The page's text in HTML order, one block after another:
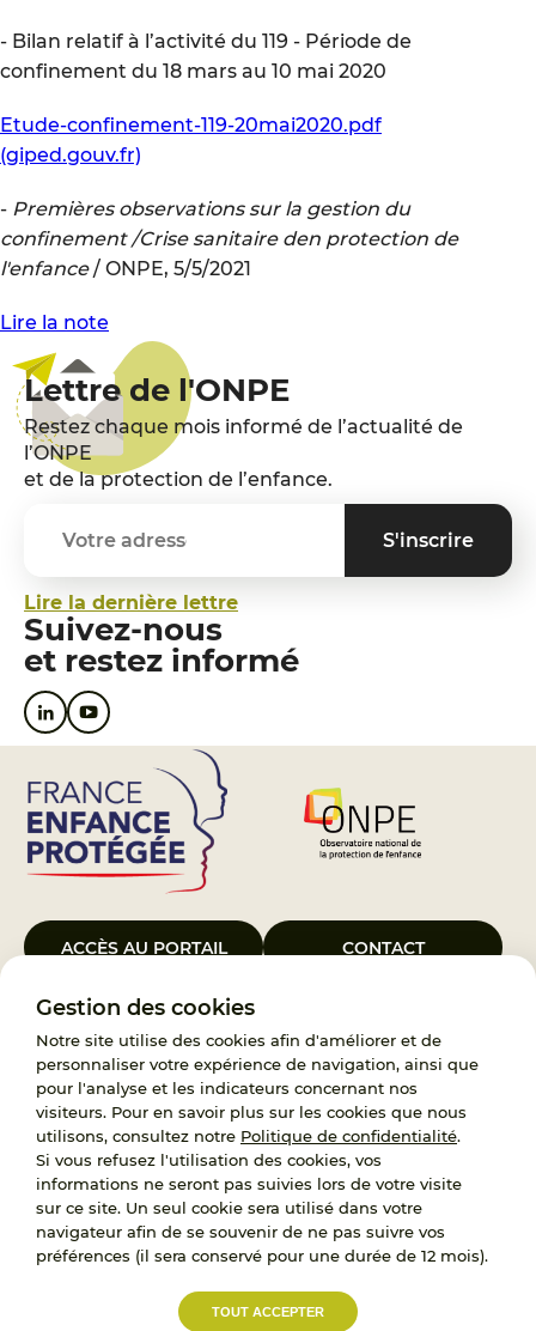
Gestion des cookies
Notre site utilise des cookies afin d'améliorer et de
personnaliser votre expérience de navigation, ainsi que
pour l'analyse et les indicateurs concernant nos
visiteurs. Pour en savoir plus sur les cookies que nous
utilisons, consultez notre Politique de confidentialité.
Si vous refusez l'utilisation des cookies, vos
informations ne seront pas suivies lors de votre visite
sur ce site. Un seul cookie sera utilisé dans votre
navigateur afin de se souvenir de ne pas suivre vos
préférences (il sera conservé pour une durée de 12 mois).
TOUT ACCEPTER
- Bilan relatif à l’activité du 119 - Période de
confinement du 18 mars au 10 mai 2020
Etude-confinement-119-20mai2020.pdf
(giped.gouv.fr)
- Premières observations sur la gestion du
confinement /Crise sanitaire den protection de
l'enfance/ ONPE, 5/5/2021
Lire la note
Lettre de l'ONPE
Restez chaque mois informé de l’actualité de
l’ONPE
et de la protection de l’enfance.
Lire la dernière lettre
Suivez-nous
et restez informé
ACCÈS AU PORTAIL CONTACT
Le Groupement d’Intérêt Public France Enfance Protégée, créé le 5
janvier 2023, a pour objet d’assurer les missions de service public du
119, d’accompagnement des adoptants et de traitement des
demandes d’accès aux origines personnelles. France Enfance
Protégée est également un observatoire et une ressource pour
l’ensemble des professionnels, ainsi qu’un appui à l’élaboration de la
politique publique à travers le soutien à l’activité des conseils
nationaux.
RECRUTEMENT
L’État, les Départements et les Associations au
service de la prévention et de la protection de